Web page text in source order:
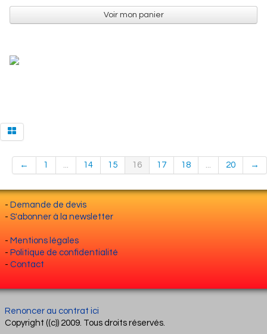
Voir mon panier
← 1 ... 14 15 16 17 18 ... 20 →
- Demande de devis
- S'abonner à la newsletter
- Mentions légales
- Politique de confidentialité
- Contact
Renoncer au contrat ici
Copyright ((c)) 2009. Tous droits réservés.